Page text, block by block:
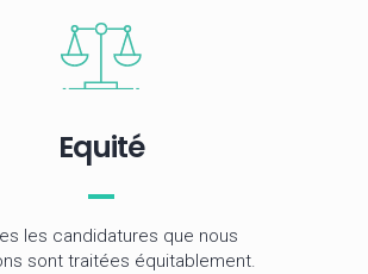
Equité
les candidatures que nous
sont traitées équitablement.